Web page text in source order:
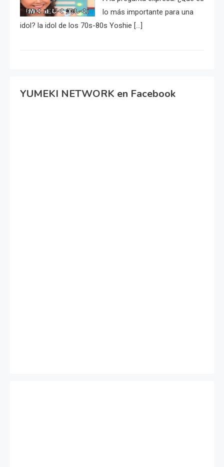
lo más importante para una
idol? la idol de los 70s-80s Yoshie […]
YUMEKI NETWORK en Facebook